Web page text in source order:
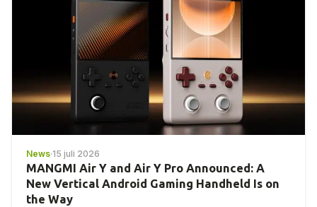
News·15 juli 2026
MANGMI Air Y and Air Y Pro Announced: A
New Vertical Android Gaming Handheld Is on
the Way